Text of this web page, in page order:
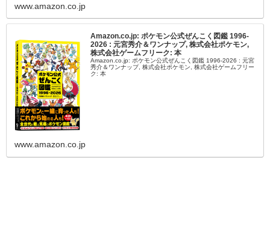
www.amazon.co.jp
Amazon.co.jp: ポケモン公式ぜんこく図鑑 1996-
2026 : 元宮秀介＆ワンナップ, 株式会社ポケモン,
株式会社ゲームフリーク: 本
Amazon.co.jp: ポケモン公式ぜんこく図鑑 1996-2026 : 元宮
秀介＆ワンナップ, 株式会社ポケモン, 株式会社ゲームフリー
ク: 本
www.amazon.co.jp